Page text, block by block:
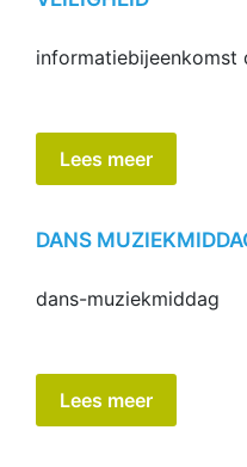
informatiebijeenkomst
Lees meer
DANS
dans-muziekmiddag
Lees meer